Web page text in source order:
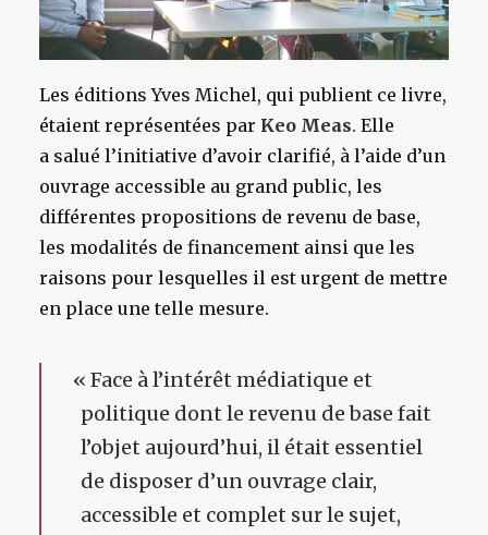
Les éditions Yves Michel, qui publient ce livre,
étaient représentées par Keo Meas. Elle
a salué l’initiative d’avoir clarifié, à l’aide d’un
ouvrage accessible au grand public, les
différentes propositions de revenu de base,
les modalités de financement ainsi que les
raisons pour lesquelles il est urgent de mettre
en place une telle mesure.
« Face à l’intérêt médiatique et
politique dont le revenu de base fait
l’objet aujourd’hui, il était essentiel
de disposer d’un ouvrage clair,
accessible et complet sur le sujet,